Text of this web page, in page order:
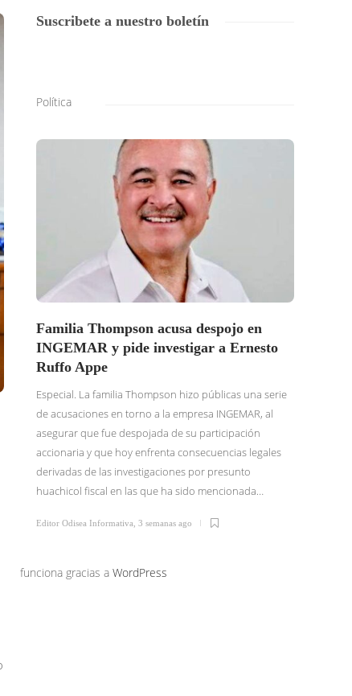
Suscribete a nuestro boletín
Política
Familia Thompson acusa despojo en
INGEMAR y pide investigar a Ernesto
Ruffo Appe
Especial. La familia Thompson hizo públicas una serie
de acusaciones en torno a la empresa INGEMAR, al
asegurar que fue despojada de su participación
accionaria y que hoy enfrenta consecuencias legales
derivadas de las investigaciones por presunto
huachicol fiscal en las que ha sido mencionada…
Editor Odisea Informativa ,3 semanas ago
funciona gracias aWordPress